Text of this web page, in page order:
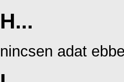
H...
nincsen adat